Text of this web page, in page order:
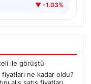
▼ -1.03%
ile görüştü
fiyatları ne kadar oldu?